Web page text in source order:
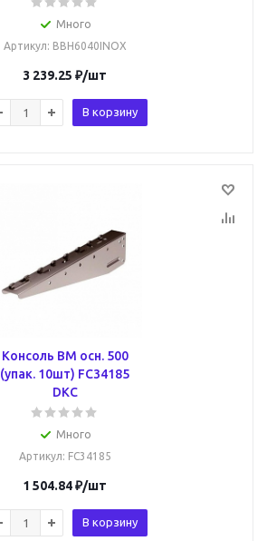
Много
Артикул: BBH6040INOX
3 239.25 ₽/шт
В корзину
Консоль BM осн. 500
(упак. 10шт) FC34185
DKC
Много
Артикул: FC34185
1 504.84₽/шт
В корзину